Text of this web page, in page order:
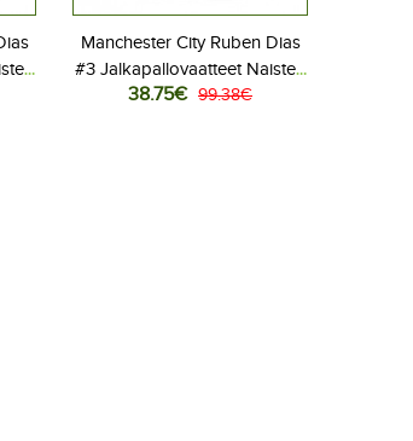
Manchester City Ruben Dias
#3 Jalkapallovaatteet Naisten
Vieraspaita 2025-26
38.75€ 99.38€